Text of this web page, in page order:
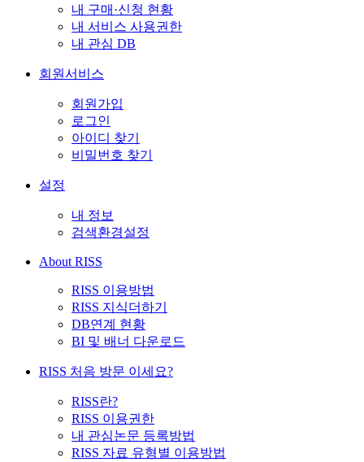
내 구매·신청 현황
내 서비스 사용권한
내 관심 DB
회원서비스
회원가입
로그인
아이디 찾기
비밀번호 찾기
설정
내 정보
검색환경설정
About RISS
RISS 이용방법
RISS 지식더하기
DB연계 현황
BI 및 배너 다운로드
RISS 처음 방문 이세요?
RISS란?
RISS 이용권한
내 관심논문 등록방법
RISS 자료 유형별 이용방법